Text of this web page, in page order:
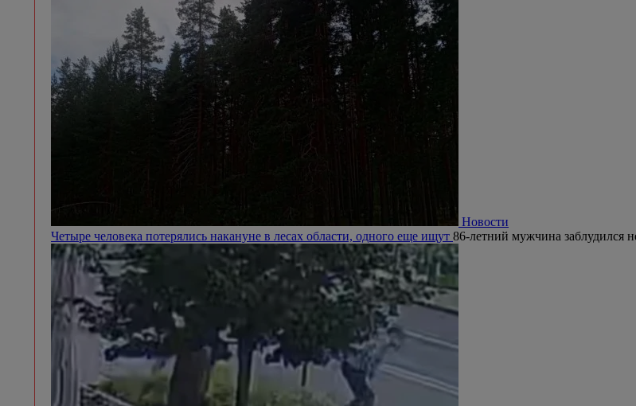
Новости
Четыре человека потерялись накануне в лесах области, одного еще ищут 86-летний мужчина заблудился